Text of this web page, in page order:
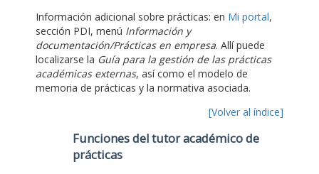
Información adicional sobre prácticas: en Mi portal,
sección PDI, menú Información y
documentación/Prácticas en empresa. Allí puede
localizarse la Guía para la gestión de las prácticas
académicas externas, así como el modelo de
memoria de prácticas y la normativa asociada.
[Volver al índice]
Funciones del tutor académico de
prácticas